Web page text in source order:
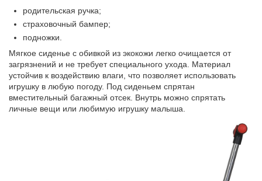
родительская ручка;
страховочный бампер;
подножки.
Мягкое сиденье с обивкой из экокожи легко очищается от
загрязнений и не требует специального ухода. Материал
устойчив к воздействию влаги, что позволяет использовать
игрушку в любую погоду. Под сиденьем спрятан
вместительный багажный отсек Внутрь можно спрятать
личные вещи или любимую игрушку малыша.